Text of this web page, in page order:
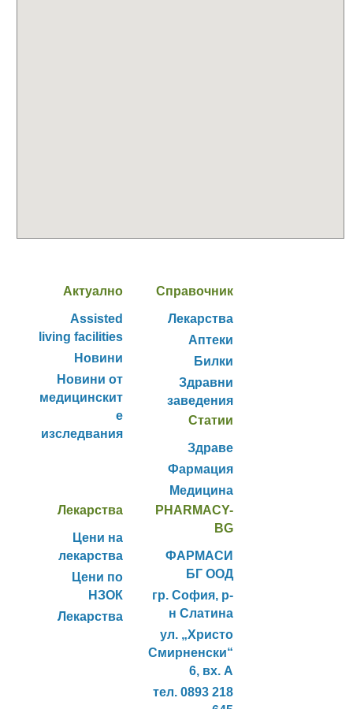
Актуално
Assisted
living facilities
Новини
Новини от
медицинскит
е
изследвания
Справочник
Лекарства
Аптеки
Билки
Здравни
заведения
Статии
Здраве
Фармация
Медицина
Лекарства
Цени на
лекарства
Цени по
НЗОК
Лекарства
PHARMACY-
BG
ФАРМАСИ
БГ ООД
гр. София, р-
н Слатина
ул. „Христо
Смирненски“
6, вх. А
тел. 0893 218